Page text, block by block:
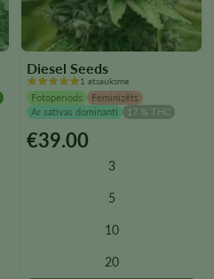
Diesel Seeds
1 atsauksme
Fotoperiods
Feminizēts
Ar sativas dominanti
17 % THC
€39.00
3
5
10
20
Šim